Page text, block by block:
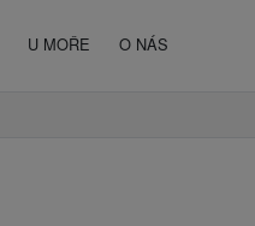
U MOŘE O NÁS